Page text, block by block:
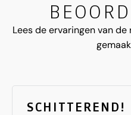
Lees de ervaringen van
SCHITTEREND!